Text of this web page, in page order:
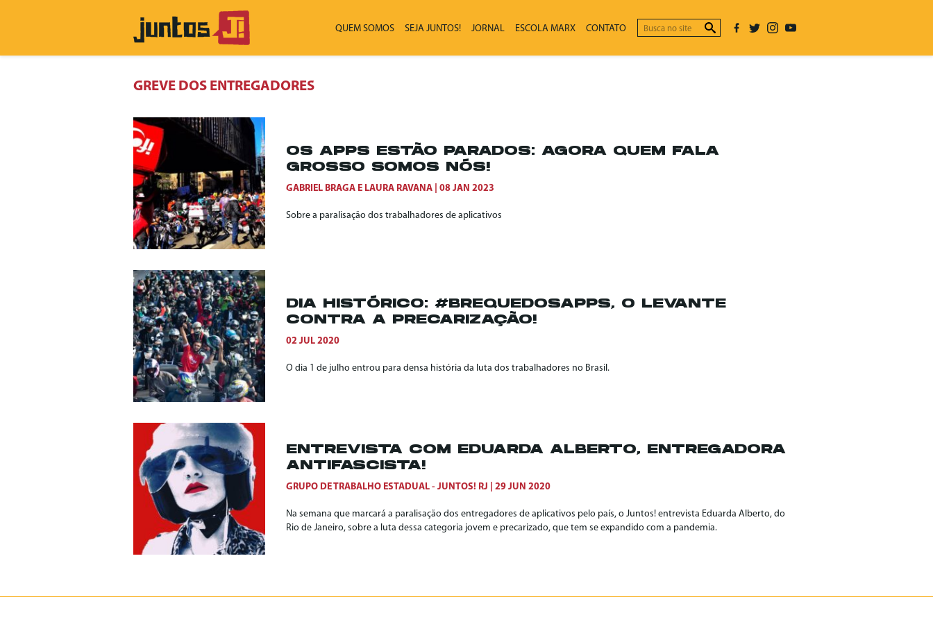
QUEM SOMOS SEJA JUNTOS! JORNAL ESCOLA MARX CONTATO
GREVE DOS ENTREGADORES
OS APPS ESTÃO PARADOS: AGORA QUEM FALA
GROSSO SOMOS NÓS!
GABRIEL BRAGA E LAURA RAVANA 08 JAN 2023
Sobre a paralisação dos trabalhadores de aplicativos
DIA HISTÓRICO: #BREQUEDOSAPPS, O LEVANTE
CONTRA A PRECARIZAÇÃO!
02 JUL 2020
O dia 1 de julho entrou para densa história da luta dos trabalhadores no Brasil.
ENTREVISTA COM EDUARDA ALBERTO, ENTREGADORA
ANTIFASCISTA!
GRUPO DE TRABALHO ESTADUAL - JUNTOS! RJ 29 JUN 2020
Na semana que marcará a paralisação dos entregadores de aplicativos pelo país, o Juntos! entrevista Eduarda Alberto, do
Rio de Janeiro, sobre a luta dessa categoria jovem e precarizado, que tem se expandido com a pandemia.